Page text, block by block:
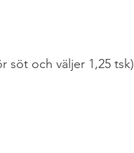
söt och väljer 1,25 tsk)